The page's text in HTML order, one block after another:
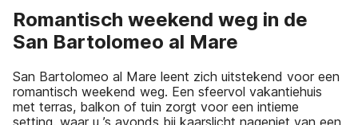
Romantisch weekend weg in de
San Bartolomeo al Mare
San Bartolomeo al Mare leent zich uitstekend voor een
romantisch weekend weg. Een sfeervol vakantiehuis
met terras, balkon of tuin zorgt voor een intieme